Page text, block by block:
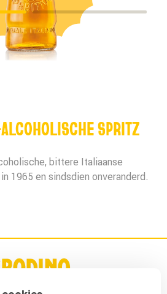
SPRITZ
bittere Italiaanse
1965 en sindsdien onveranderd.